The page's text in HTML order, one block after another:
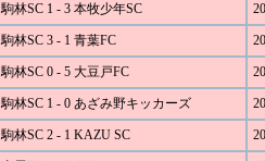
駒林SC 1 - 3 本牧少年SC
駒林SC 3 - 1 青葉FC
駒林SC 0 - 5 大豆戸FC
駒林SC 1 - 0 あざみ野キッカーズ
駒林SC 2 - 1 KAZU SC